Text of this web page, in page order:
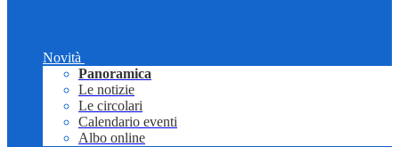
Novità
Panoramica
Le notizie
Le circolari
Calendario eventi
Albo online